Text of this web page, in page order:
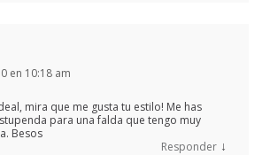
en 10:18 am
mira que me gusta tu estilo! Me has
para una falda que tengo muy
Besos
Responder ↓